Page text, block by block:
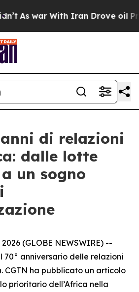
war With Iran Drove oil Prices
anni di relazioni
dalle lotte
un sogno
(GLOBE NEWSWIRE) --
70° anniversario delle relazioni
CGTN ha pubblicato un articolo
prioritario dell’Africa nella